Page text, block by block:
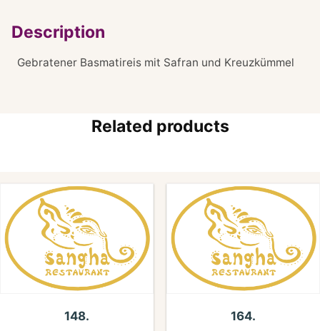
Description
Gebratener Basmatireis mit Safran und Kreuzkümmel
Related products
148. 164.